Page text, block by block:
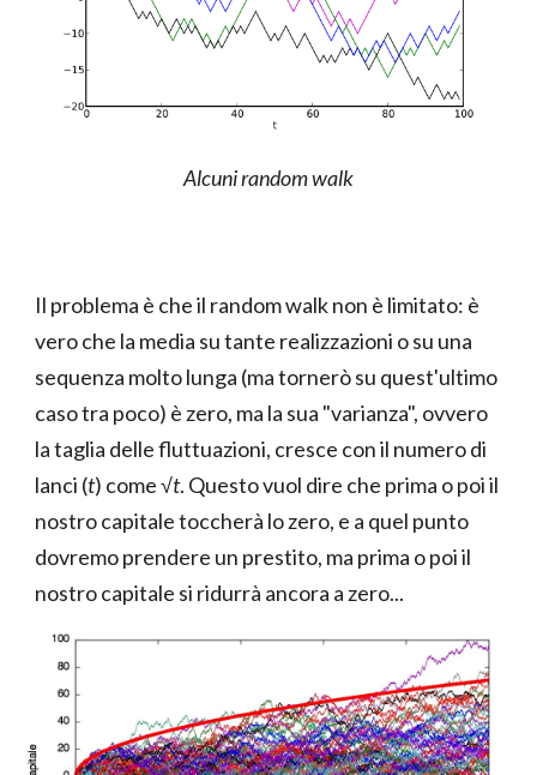
Alcuni random walk
Il problema è che il random walk non è limitato: è
vero che la media su tante realizzazioni o su una
sequenza molto lunga (ma tornerò su quest'ultimo
caso tra poco) è zero, ma la sua "varianza", ovvero
la taglia delle fluttuazioni, cresce con il numero di
lanci (t) come √t. Questo vuol dire che prima o poi il
nostro capitale toccherà lo zero, e a quel punto
dovremo prendere un prestito, ma prima o poi il
nostro capitale si ridurrà ancora a zero...